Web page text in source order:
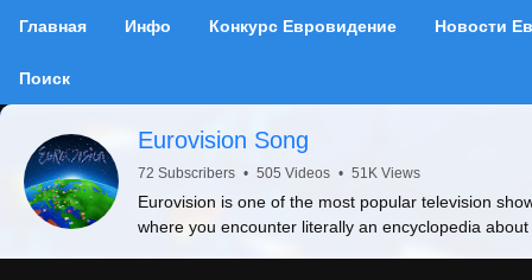
Главная Инфо Конкурс Евровидение Новости
Поиск
Eurovision Song
72 Subscribers • 505 Videos • 51K Views
Eurovision is one of the most popular television
where you encounter literally an encyclopedia